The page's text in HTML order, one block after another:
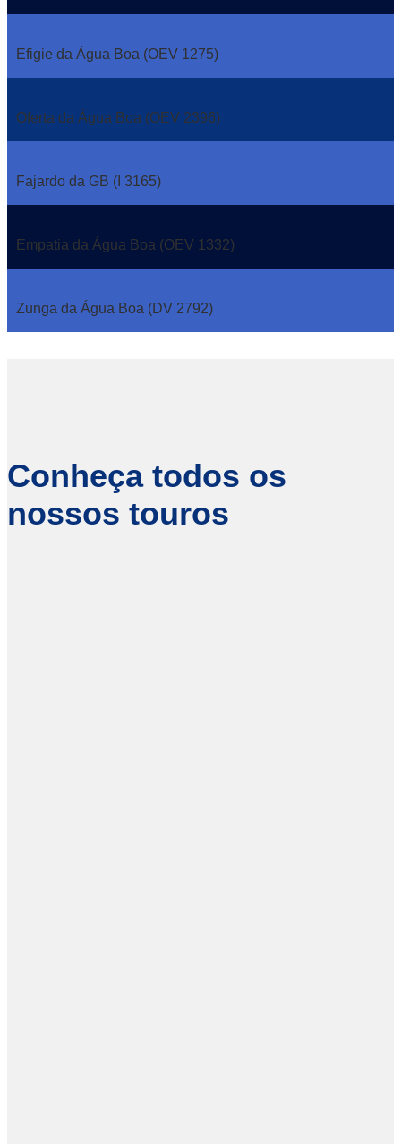
Efigie da Água Boa (OEV 1275)
Oferta da Água Boa (OEV 2396)
Fajardo da GB (I 3165)
Empatia da Água Boa (OEV 1332)
Zunga da Água Boa (DV 2792)
Conheça todos os
nossos touros